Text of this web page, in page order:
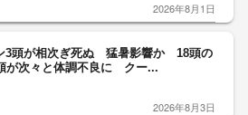
2026年8月1日
3頭が相次ぎ死ぬ 猛暑影響か 18頭の
が次々と体調不良に クー...
2026年8月3日